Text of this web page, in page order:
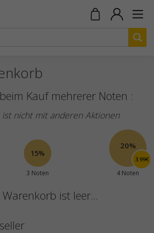
Kauf mehrerer Noten :
ist nicht mit anderen Aktionen
15%
3 Noten
20%
4 Noten
3.99€
ist leer...